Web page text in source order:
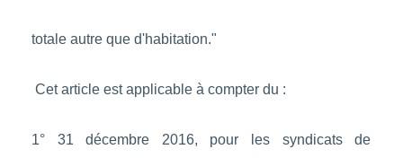
totale autre que d'habitation."
Cet article est applicable à compter du :
1° 31 décembre 2016, pour les syndicats de